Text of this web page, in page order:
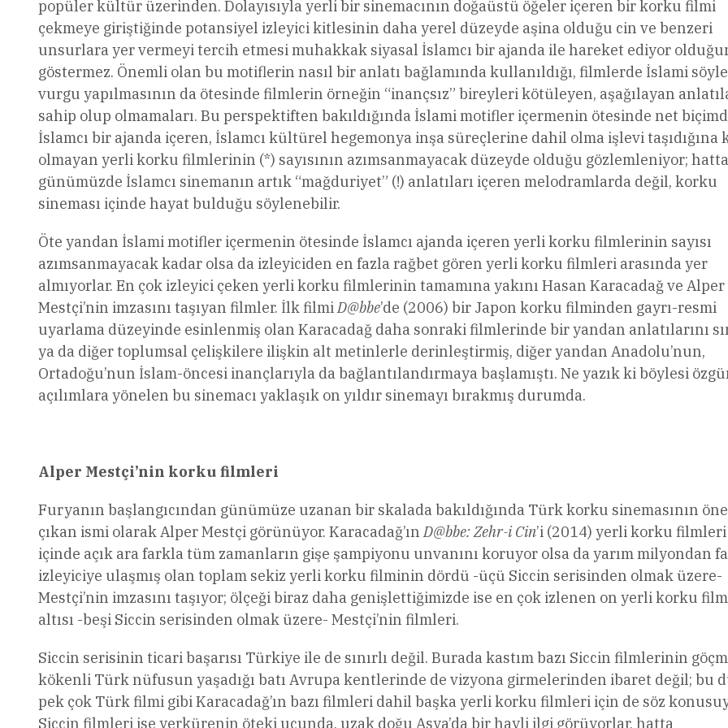
popüler kültür üzerinden. Dolayısıyla yerli bir sinemacının doğaüstü öğeler içeren bir korku filmi
çekmeye giriştiğinde potansiyel izleyici kitlesinin daha yerel düzeyde aşina olduğu cin ve benzeri
unsurlara yer vermeyi tercih etmesi muhakkak siyasal İslamcı bir ajanda ile hareket ediyor
göstermez. Önemli olan bu motiflerin nasıl bir anlatı bağlamında kullanıldığı, filmlerde İslami
vurgu yapılmasının da ötesinde filmlerin örneğin “inançsız” bireyleri kötüleyen, aşağılayan
sahip olup olmamaları. Bu perspektiften bakıldığında İslami motifler içermenin ötesinde net
İslamcı bir ajanda içeren, İslamcı kültürel hegemonya inşa süreçlerine dahil olma işlevi taşıdığına
olmayan yerli korku filmlerinin (*) sayısının azımsanmayacak düzeyde olduğu gözlemleniyor; hatta
günümüzde İslamcı sinemanın artık “mağduriyet” (!) anlatıları içeren melodramlarda değil, korku
sineması içinde hayat bulduğu söylenebilir.
Öte yandan İslami motifler içermenin ötesinde İslamcı ajanda içeren yerli korku filmlerinin sayısı
azımsanmayacak kadar olsa da izleyiciden en fazla rağbet gören yerli korku filmleri arasında yer
almıyorlar. En çok izleyici çeken yerli korku filmlerinin tamamına yakını Hasan Karacadağ ve Alper
Mestçi’nin imzasını taşıyan filmler. İlk filmiD@bbe’de (2006) bir Japon korku filminden gayrı-resmi
uyarlama düzeyinde esinlenmiş olan Karacadağ daha sonraki filmlerinde bir yandan anlatılarını
ya da diğer toplumsal çelişkilere ilişkin alt metinlerle derinleştirmiş, diğer yandan Anadolu’nun,
Ortadoğu’nun İslam-öncesi inançlarıyla da bağlantılandırmaya başlamıştı. Ne yazık ki böylesi
açılımlara yönelen bu sinemacı yaklaşık on yıldır sinemayı bırakmış durumda.
Alper Mestçi’nin korku filmleri
Furyanın başlangıcından günümüze uzanan bir skalada bakıldığında Türk korku sinemasının öne
çıkan ismi olarak Alper Mestçi görünüyor. Karacadağ’ınD@bbe: Zehr-i Cin’i (2014) yerli korku filmleri
içinde açık ara farkla tüm zamanların gişe şampiyonu unvanını koruyor olsa da yarım milyondan
izleyiciye ulaşmış olan toplam sekiz yerli korku filminin dördü -üçü Siccin serisinden olmak üzere-
Mestçi’nin imzasını taşıyor; ölçeği biraz daha genişlettiğimizde ise en çok izlenen on yerli korku
altısı -beşi Siccin serisinden olmak üzere- Mestçi’nin filmleri.
Siccin serisinin ticari başarısı Türkiye ile de sınırlı değil. Burada kastım bazı Siccin filmlerinin
kökenli Türk nüfusun yaşadığı batı Avrupa kentlerinde de vizyona girmelerinden ibaret değil; bu
pek çok Türk filmi gibi Karacadağ’ın bazı filmleri dahil başka yerli korku filmleri için de söz
Siccin filmleri ise yerkürenin öteki ucunda, uzak doğu Asya’da bir hayli ilgi görüyorlar, hatta